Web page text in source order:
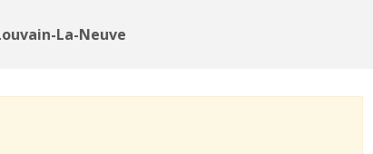
La-Neuve